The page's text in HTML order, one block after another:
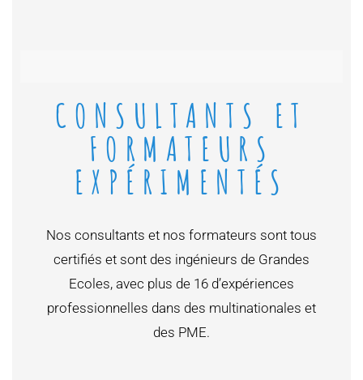
CONSULTANTS ET
FORMATEURS
EXPÉRIMENTÉS
Nos consultants et nos formateurs sont tous
certifiés et sont des ingénieurs de Grandes
Ecoles, avec plus de 16 d’expériences
professionnelles dans des multinationales et
des PME.